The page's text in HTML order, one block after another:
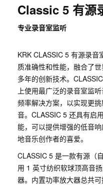
Classic 5 有源
专业录音室监听
KRK CLASSIC 5 有源录
质准确性和性能，融合了
多年的创新技术。
上使用最广泛的录音室监
频率解决方案，以实现更
音。CLASSIC 5 还具有启
能，可以提供增强的低音
地音乐创作者的喜爱。
CLASSIC 5 是一款有源（
用 1 英寸纺织软球顶高音
器。内置功率放大器总共